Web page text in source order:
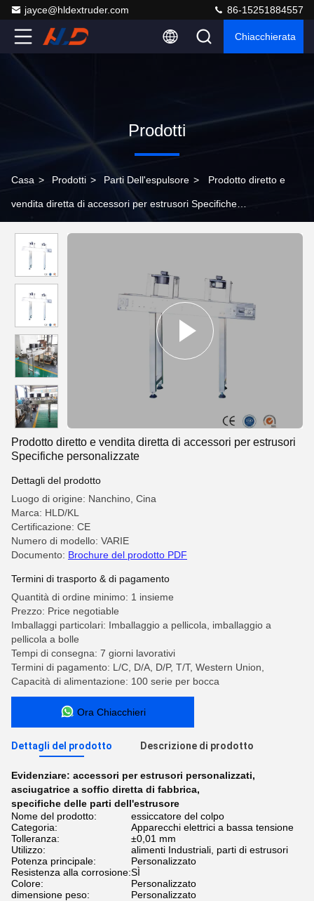
jayce@hldextruder.com 86-15251884557
Chiacchierata
Prodotti
Casa > Prodotti > Parti Dell'espulsore > Prodotto diretto e
vendita diretta di accessori per estrusori Specifiche
Prodotto diretto e vendita diretta di accessori per estrusori
Specifiche personalizzate
Dettagli del prodotto
Luogo di origine: Nanchino, Cina
Marca: HLD/KL
Certificazione: CE
Numero di modello: VARIE
Documento: Brochure del prodotto PDF
Termini di trasporto & di pagamento
Quantità di ordine minimo: 1 insieme
Prezzo: Price negotiable
Imballaggi particolari: Imballaggio a pellicola, imballaggio a
pellicola a bolle
Tempi di consegna: 7 giorni lavorativi
Termini di pagamento: L/C, D/A, D/P, T/T, Western Union,
Capacità di alimentazione: 100 serie per bocca
Ora Chiacchieri
Dettagli del prodotto Descrizione di prodotto
Evidenziare: accessori per estrusori personalizzati,
asciugatrice a soffio diretta di fabbrica,
specifiche delle parti dell'estrusore
Nome del prodotto:
essiccatore del colpo
Categoria:
Apparecchi elettrici a bassa tensione
Tolleranza:
±0,01 mm
Utilizzo:
alimenti Industriali, parti di estrusori
Potenza principale:
Personalizzato
Resistenza alla corrosione:SÌ
Colore:
Personalizzato
dimensione peso:
Personalizzato